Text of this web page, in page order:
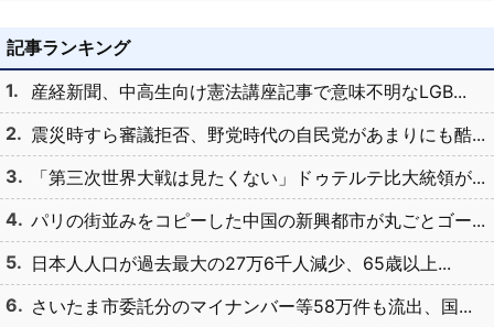
記事ランキング
産経新聞、中高生向け憲法講座記事で意味不明なLGB...
震災時すら審議拒否、野党時代の自民党があまりにも酷...
「第三次世界大戦は見たくない」ドゥテルテ比大統領が...
パリの街並みをコピーした中国の新興都市が丸ごとゴー...
日本人人口が過去最大の27万6千人減少、65歳以上...
さいたま市委託分のマイナンバー等58万件も流出、国...